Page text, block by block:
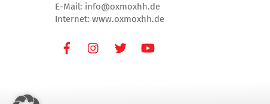
E-Mail: info@oxmoxhh.de
Internet: www.oxmoxhh.de
FacebookInstagramTwitter